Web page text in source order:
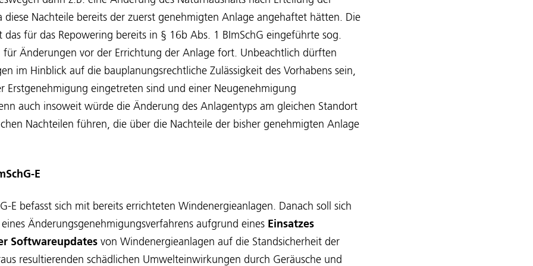
diese Nachteile bereits der zuerst genehmigten Anlage angehaftet hätten. Die
für das Repowering bereits in § 16b Abs. 1 BImSchG eingeführte sog.
Änderungen vor der Errichtung der Anlage fort. Unbeachtlich dürften
im Hinblick auf die bauplanungsrechtliche Zulässigkeit des Vorhabens sein,
Erstgenehmigung eingetreten sind und einer Neugenehmigung
auch insoweit würde die Änderung des Anlagentyps am gleichen Standort
Nachteilen führen, die über die Nachteile der bisher genehmigten Anlage
E
E befasst sich mit bereits errichteten Windenergieanlagen. Danach soll sich
Änderungsgenehmigungsverfahrens aufgrund eines Einsatzes
Softwareupdates von Windenergieanlagen auf die Standsicherheit der
resultierenden schädlichen Umwelteinwirkungen durch Geräusche und